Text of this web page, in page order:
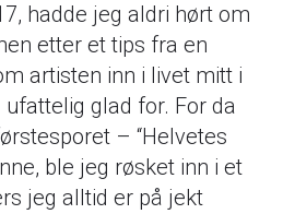
hadde jeg aldri hørt om
etter et tips fra en
artisten inn i livet mitt i
ufattelig glad for. For da
– “Helvetes
ble jeg røsket inn i et
jeg alltid er på jekt